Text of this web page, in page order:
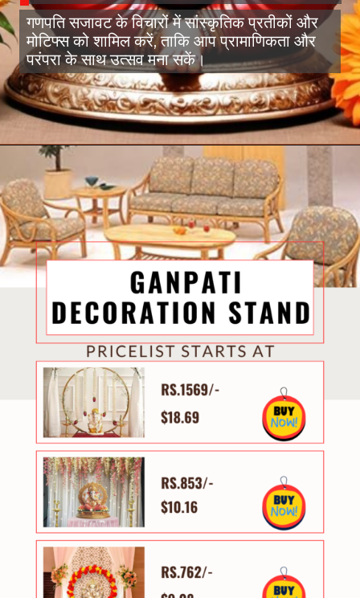
गणपति सजावट के विचारों में सांस्कृतिक प्रतीकों और
मोटिफ्स को शामिल करें, ताकि आप प्रामाणिकता और
परंपरा के साथ उत्सव मना सकें।